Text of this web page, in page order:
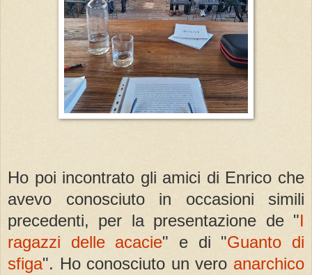
Ho poi incontrato gli amici di Enrico che
avevo conosciuto in occasioni simili
precedenti, per la presentazione de "I
ragazzi delle acacie" e di "Guanto di
sfiga". Ho conosciuto un vero anarchico